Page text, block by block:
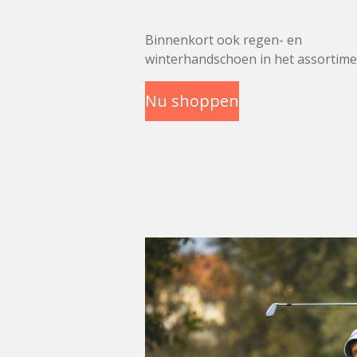
Binnenkort ook regen- en
winterhandschoen in het
Nu shoppen